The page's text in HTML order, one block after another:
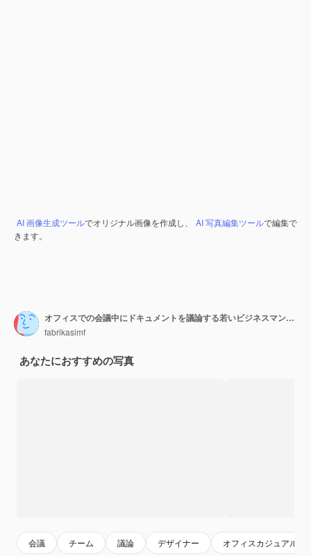
AI 画像生成ツールでオリジナル画像を作成し、 AI 写真編集ツールで編集で
きます。
オフィスでの会議中にドキュメントを議論する若いビジネスマンのグループ
fabrikasimf
あなたにおすすめの写真
会議 チーム 議論 デザイナー オフィスカジュアル